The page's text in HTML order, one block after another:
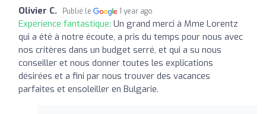
Olivier C. Publié le 1 year ago
Expérience fantastique: Un grand merci à Mme Lorentz
qui a été à notre écoute, a pris du temps pour nous avec
nos critères dans un budget serré, et qui a su nous
conseiller et nous donner toutes les explications
désirées et a fini par nous trouver des vacances
parfaites et ensoleiller en Bulgarie.